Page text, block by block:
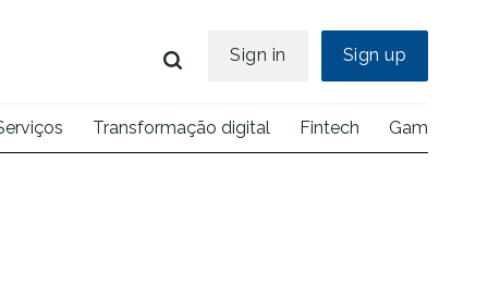
Sign in Sign up
Transformação digital Fintech Games